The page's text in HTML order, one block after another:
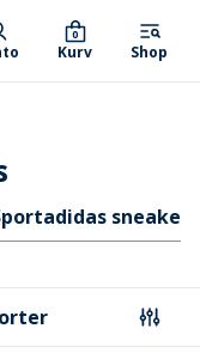
Kurv
0
Shop
adidas sneakers